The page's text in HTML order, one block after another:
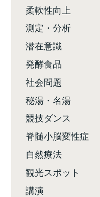
柔軟性向上
測定・分析
潜在意識
発酵食品
社会問題
秘湯・名湯
競技ダンス
脊髄小脳変性症
自然療法
観光スポット
講演